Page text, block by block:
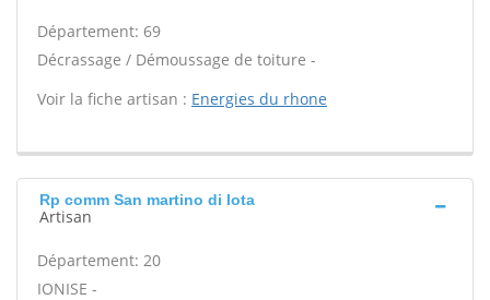
Département: 69
Décrassage / Démoussage de toiture -
Voir la fiche artisan : Energies du rhone
Rp comm San martino di lota
Artisan
Département: 20
IONISE -